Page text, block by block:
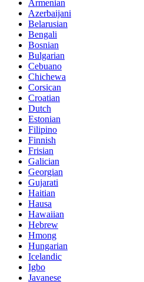
Armenian
Azerbaijani
Belarusian
Bengali
Bosnian
Bulgarian
Cebuano
Chichewa
Corsican
Croatian
Dutch
Estonian
Filipino
Finnish
Frisian
Galician
Georgian
Gujarati
Haitian
Hausa
Hawaiian
Hebrew
Hmong
Hungarian
Icelandic
Igbo
Javanese